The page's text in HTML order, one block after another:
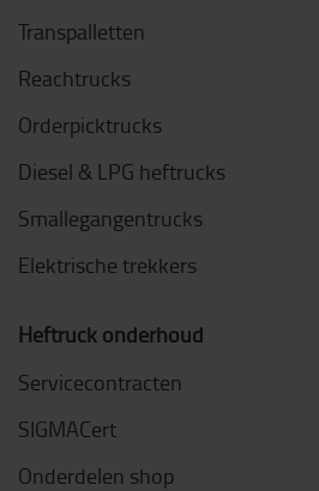
Transpalletten
Reachtrucks
Orderpicktrucks
Diesel & LPG heftrucks
Smallegangentrucks
Elektrische trekkers
Heftruck onderhoud
Servicecontracten
SIGMACert
Onderdelen shop